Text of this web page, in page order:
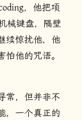
，他把项
械键盘，隔壁
续惊扰他，他
他的咒语。
常，但并非不
，一个真正的